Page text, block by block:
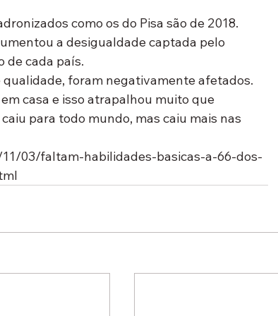
como os do Pisa são de 2018.
a desigualdade captada pelo
de cada país.
qualidade, foram negativamente afetados.
casa e isso atrapalhou muito que
para todo mundo, mas caiu mais nas
03/faltam-habilidades-basicas-a-66-dos-